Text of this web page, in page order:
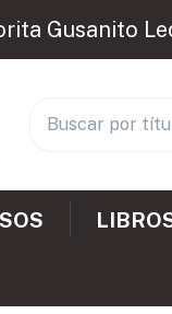
Gusanito